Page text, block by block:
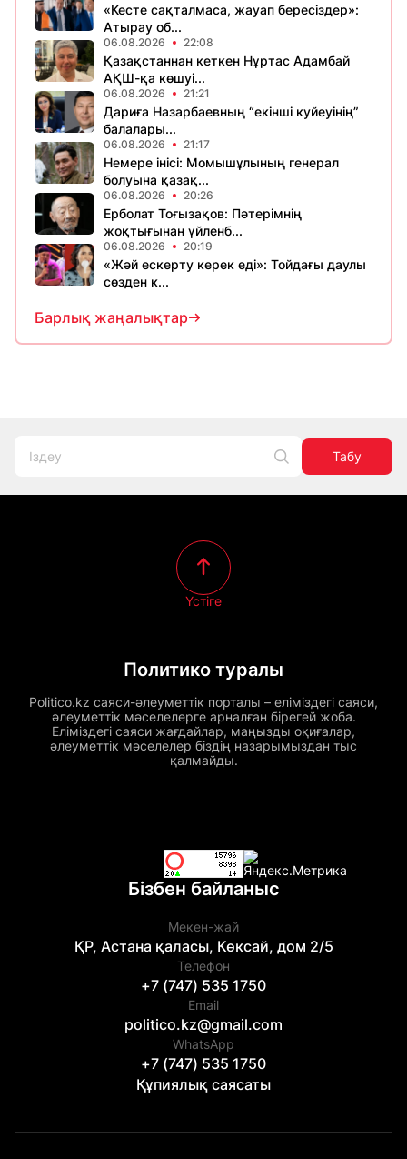
«Кесте сақталмаса, жауап бересіздер»:
Атырау об...
06.08.2026 22:08
Қазақстаннан кеткен Нұртас Адамбай
АҚШ-қа көшуі...
06.08.2026 21:21
Дариға Назарбаевның “екінші куйеуінің”
балалары...
06.08.2026 21:17
Немере інісі: Момышұлының генерал
болуына қазақ...
06.08.2026 20:26
Ерболат Тоғызақов: Пәтерімнің
жоқтығынан үйленб...
06.08.2026 20:19
«Жәй ескерту керек еді»: Тойдағы даулы
сөзден к...
Барлық жаңалықтар
Табу
Политико туралы
Politico.kz саяси-әлеуметтік порталы – еліміздегі саяси,
әлеуметтік мәселелерге арналған бірегей жоба.
Еліміздегі саяси жағдайлар, маңызды оқиғалар,
әлеуметтік мәселелер біздің назарымыздан тыс
қалмайды.
Үстіге
Бізбен байланыс
Мекен-жай
ҚР, Астана қаласы, Көксай, дом 2/5
Телефон
+7 (747) 535 1750
Email
politico.kz@gmail.com
WhatsApp
+7 (747) 535 1750
Құпиялық саясаты